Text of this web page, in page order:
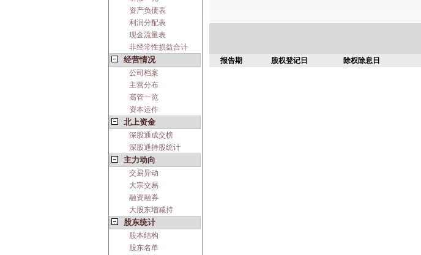
资产负债表
利润分配表
现金流量表
非经常性损益合计
经营情况
公司档案
主营分布
高管一览
资本运作
北上资金
深股通成交榜
深股通持股统计
主力动向
交易异动
大宗交易
融资融券
大股东增减持
股东统计
股本结构
股东名单
报告期 股权登记日 除权除息日